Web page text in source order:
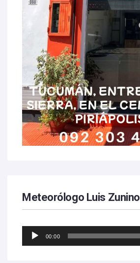
Meteorólogo Luis Zunino
Reproductor
00:00